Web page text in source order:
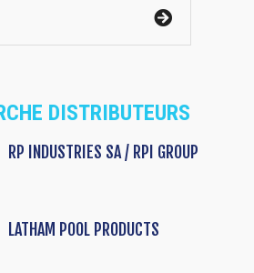
DISTRIBUTEURS
RP INDUSTRIES SA / RPI GROUP
LATHAM POOL PRODUCTS